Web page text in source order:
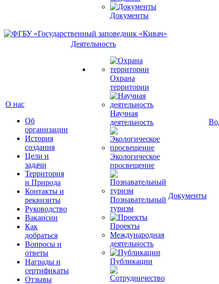
Документы
О нас
Об
организации
История
создания
Цели и
задачи
Территория
и Природа
Контакты и
реквизиты
Руководство
Вакансии
Как
добраться
Вопросы и
ответы
Награды и
сертификаты
Отзывы
Деятельность
Охрана
территории
Научная
деятельность
Экологическое
просвещение
Познавательный
туризм
Проекты
Международная
деятельность
Публикации
Документы